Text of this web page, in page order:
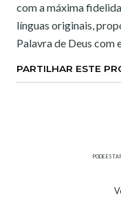
com a máxima
línguas originais,
Palavra de Deus
PARTILHAR ESTE
PODE